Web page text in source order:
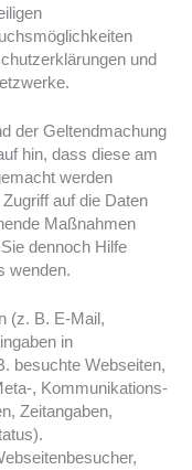
und
der Geltendmachung
hin, dass diese am
werden
auf die Daten
Maßnahmen
dennoch Hilfe
wenden.
(z. B. E-Mail,
in
besuchte Webseiten,
, Kommunikations-
Zeitangaben,